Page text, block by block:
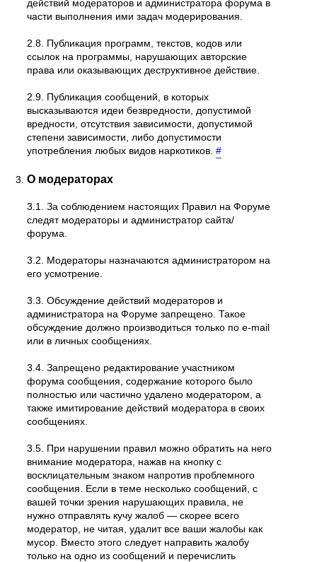
действий модеpатоpов и администратора форума в
части выполнения ими задач модерирования.
2.8. Публикация программ, текстов, кодов или
ссылок на программы, нарушающих авторские
права или оказывающих деструктивное действие.
2.9. Публикация сообщений, в которых
высказываются идеи безвредности, допустимой
вредности, отсутствия зависимости, допустимой
степени зависимости, либо допустимости
употребления любых видов наркотиков.#
О модераторах
3.1. За соблюдением настоящих Правил на Форуме
следят модераторы и администратор сайта/
форума.
3.2. Модераторы назначаются администратором на
его усмотрение.
3.3. Обсуждение действий модераторов и
администратора на Форуме запрещено. Такое
обсуждение должно производиться только по e-mail
или в личных сообщениях.
3.4. Запрещено редактирование участником
форума сообщения, содержание которого было
полностью или частично удалено модератором, а
также имитирование действий модератора в своих
сообщениях.
3.5. При нарушении правил можно обратить на него
внимание модератора, нажав на кнопку с
восклицательным знаком напротив проблемного
сообщения. Если в теме несколько сообщений, с
вашей точки зрения нарушающих правила, не
нужно отправлять кучу жалоб — скорее всего
модератор, не читая, удалит все ваши жалобы как
мусор. Вместо этого следует направить жалобу
только на одно из сообщений и перечислить